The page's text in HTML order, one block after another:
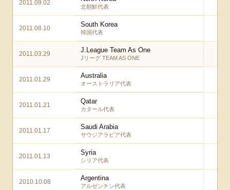
2011.09.02
北朝鮮代表
2011.08.10 South Korea
韓国代表
2011.03.29 J.League Team As One
Jリーグ TEAM AS ONE
2011.01.29 Australia
オーストラリア代表
2011.01.21 Qatar
カタール代表
2011.01.17 Saudi Arabia
サウジアラビア代表
2011.01.13 Syria
シリア代表
2010.10.08 Argentina
アルゼンチン代表